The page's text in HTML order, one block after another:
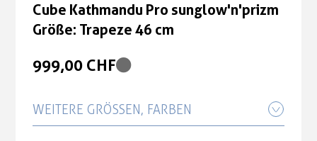
Cube Kathmandu Pro sunglow'n'prizm
Größe: Trapeze 46 cm
999,00 CHF
WEITERE GRÖSSEN, FARBEN